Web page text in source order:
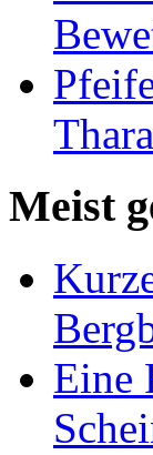
Meist
Eine